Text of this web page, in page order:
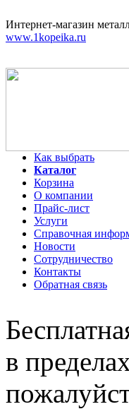
Интернет-магазин
www.1kopeika.ru
Как выбрать
Каталог
Корзина
О компании
Прайс-лист
Услуги
Справочная
Новости
Сотрудничество
Контакты
Обратная связь
в